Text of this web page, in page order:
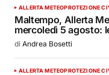
ALLERTA METEOPROTEZIONE
Maltempo, Allerta
mercoledì 5 agosto:
di Andrea Bosetti
ALLERTA METEOPROTEZIONE